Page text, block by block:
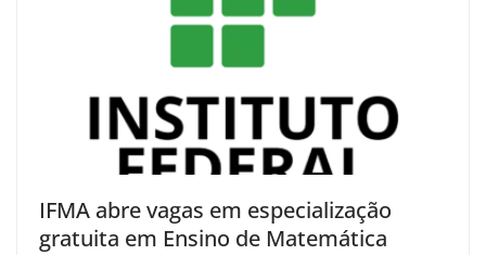
IFMA abre vagas em especialização
gratuita em Ensino de Matemática